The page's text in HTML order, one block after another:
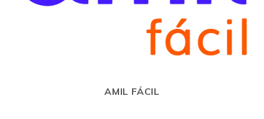
AMIL FÁCIL